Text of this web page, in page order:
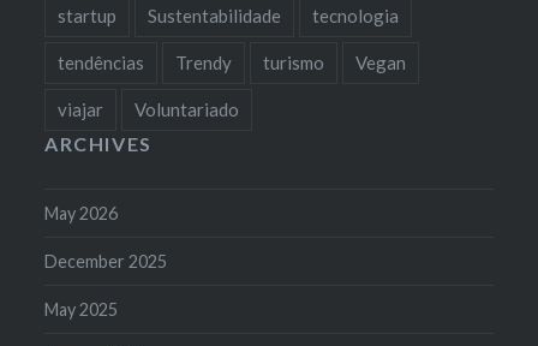
startup Sustentabilidade tecnologia
tendências Trendy turismo Vegan
viajar Voluntariado
ARCHIVES
May 2026
December 2025
May 2025